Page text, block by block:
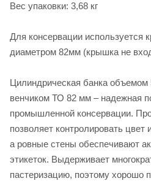
Вес упаковки: 3,68 кг
Для консервации
диаметром 82мм (крышка не
Цилиндрическая банка
венчиком ТО 82 мм – надежная
промышленной консервации.
позволяет контролировать цвет
а ровные стены обеспечивают
этикеток. Выдерживает
пастеризацию, поэтому хорошо